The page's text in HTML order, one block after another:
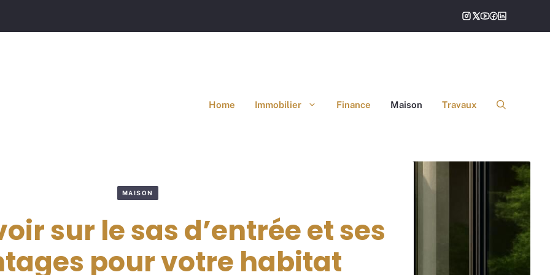
Home Immobilier Finance Maison Travaux
MAISON
sur le sas d’entrée et ses
pour votre habitat